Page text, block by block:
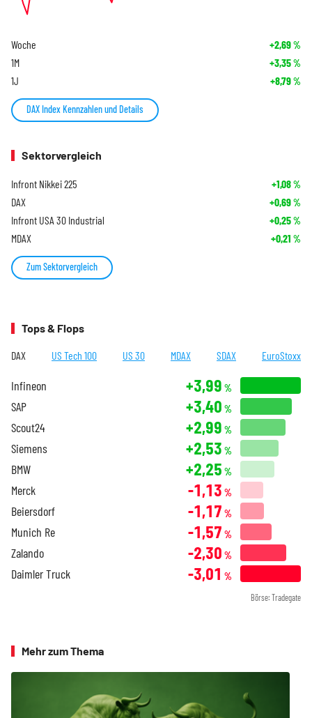
Woche +2,69%
1M +3,35%
1J +8,79%
DAX Index Kennzahlen und Details
Sektorvergleich
Infront Nikkei 225 +1,08%
DAX +0,69%
Infront USA 30 Industrial +0,25%
MDAX +0,21 %
Zum Sektorvergleich
Tops & Flops
DAX US Tech 100 US 30 MDAX SDAX EuroStoxx
Infineon +3,99 %
SAP +3,40 %
Scout24 +2,99 %
Siemens +2,53 %
BMW +2,25 %
Merck -1,13 %
Beiersdorf -1,17 %
Munich Re -1,57 %
Zalando -2,30 %
Daimler Truck -3,01 %
Börse: Tradegate
Mehr zum Thema